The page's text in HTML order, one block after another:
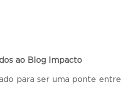
ao Blog Impacto
para ser uma ponte entre